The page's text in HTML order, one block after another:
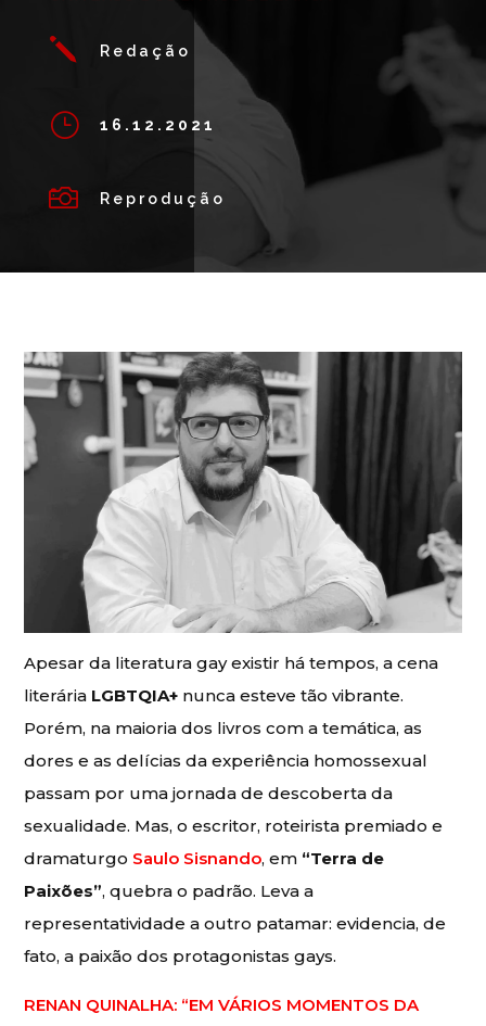
j Redação
} 16.12.2021
 Reprodução
Apesar da literatura gay existir há tempos, a cena
literária LGBTQIA+ nunca esteve tão vibrante.
Porém, na maioria dos livros com a temática, as
dores e as delícias da experiência homossexual
passam por uma jornada de descoberta da
sexualidade. Mas, o escritor, roteirista premiado e
dramaturgo Saulo Sisnando, em “Terra de
Paixões”, quebra o padrão. Leva a
representatividade a outro patamar: evidencia, de
fato, a paixão dos protagonistas gays.
RENAN QUINALHA: “EM VÁRIOS MOMENTOS DA